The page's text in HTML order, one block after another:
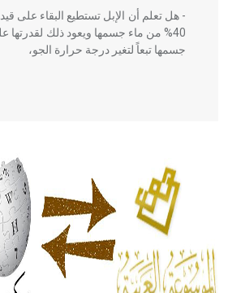
- هل تعلم أن الإبل تستطيع البقاء على
40% من ماء جسمها ويعود ذلك لقدرتها
جسمها تبعاً لتغير درجة حرارة الجو،
الحكم، الأدلة، تنظيم التغذية، ورسالته
له الفضل بأنه حرر الطب من الدين
- هل تعلم أن المرجان إفراز حيواني
من مادة كربونات الكلسيوم، وهو أحمر